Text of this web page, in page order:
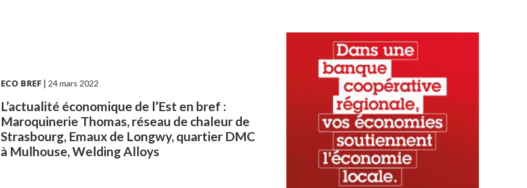
ECO BREF| 24 mars 2022
L’actualité économique de l’Est en bref :
Maroquinerie Thomas, réseau de chaleur de
Strasbourg, Emaux de Longwy, quartier DMC
à Mulhouse, Welding Alloys